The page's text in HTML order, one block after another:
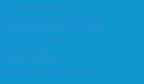
Klubbmesterskapet
Konrad Timestrening (vår)
Klubbmesterskap Lynsjakk
KM Hurtigsjakk
Høst-konrad
Høstturneringen
Konrad Timestrening (høst)